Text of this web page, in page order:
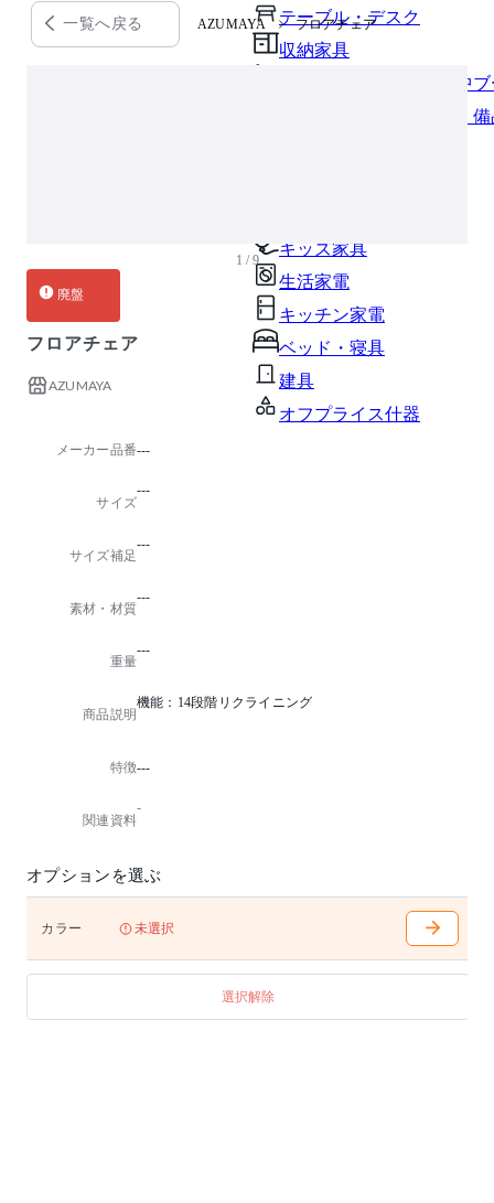
テーブル・デスク
収納家具
パーソナルブース・集中
オフィスアクセサリー・
キッズ家具
生活家電
キッチン家電
ベッド・寝具
建具
オフプライス什器
一覧へ戻る AZUMAYA フロアチェア
1 / 9
廃盤
フロアチェア
AZUMAYA
メーカー品番---
サイズ
---
サイズ補足
---
素材・材質
---
重量
---
商品説明
機能：14段階リクライニング
特徴---
関連資料
-
オプションを選ぶ
カラー 未選択
選択解除